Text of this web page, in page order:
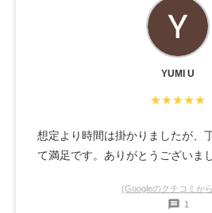
YUMI U
★★★★★
想定より時間は掛かりましたが、
て満足です。ありがとうございまし
(Googleのクチコミか
1